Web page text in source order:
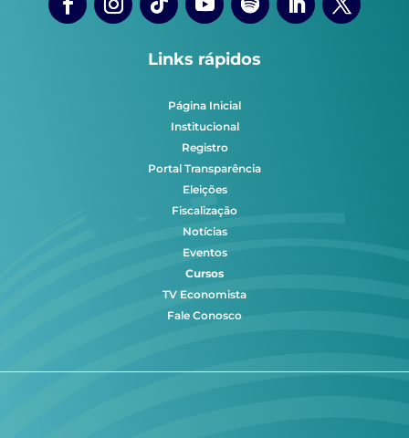
Links rápidos
Página Inicial
Institucional
Registro
Portal Transparência
Eleições
Fiscalização
Notícias
Eventos
Cursos
TV Economista
Fale Conosco